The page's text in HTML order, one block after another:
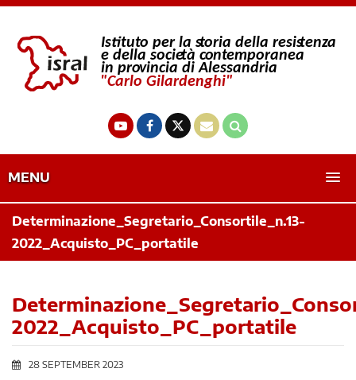
MENU
Determinazione_Segretario_Consortile_n.13-
2022_Acquisto_PC_portatile
2022_Acquisto_PC_portatile
28 SEPTEMBER 2023